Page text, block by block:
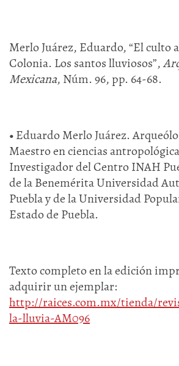
Merlo Juárez, Eduardo, “El culto
Colonia. Los santos lluviosos”,
Mexicana, Núm. 96, pp. 64-68.
•Eduardo Merlo Juárez.
Maestro en ciencias
Investigador del Centro INAH
de la Benemérita Universidad
Puebla y de la Universidad
Estado de Puebla.
Texto completo en la edición
adquirir un ejemplar:
http://raices.com.mx/tienda/
la-lluvia-AM096